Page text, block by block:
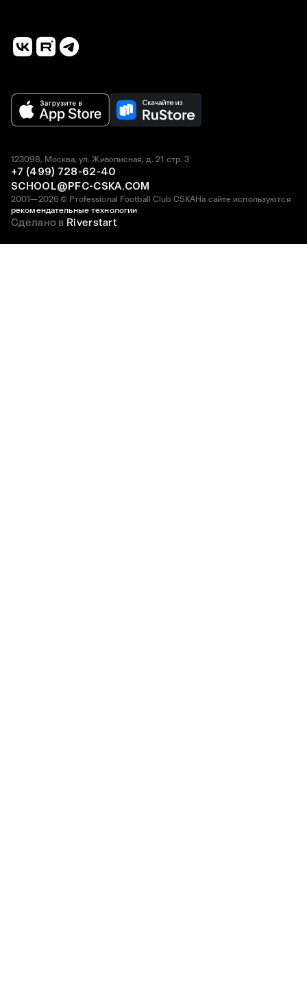
2001—2026 © Professional Football Club CSKAНа сайте используются
рекомендательные технологии
123098, Москва, ул. Живописная, д. 21 стр. 3
+7 (499) 728-62-40
SCHOOL@PFC-CSKA.COM
Сделано в Riverstart